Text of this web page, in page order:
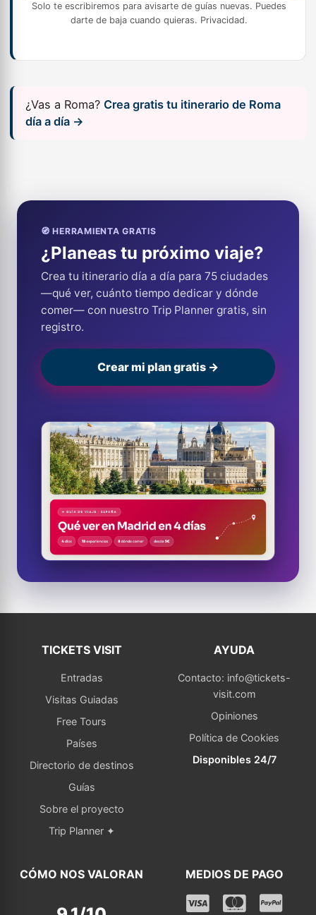
Solo te escribiremos para avisarte de guías nuevas. Puedes
darte de baja cuando quieras. Privacidad.
¿Vas a Roma? Crea gratis tu itinerario de Roma
día a día →
🧭 HERRAMIENTA GRATIS
¿Planeas tu próximo viaje?
Crea tu itinerario día a día para 75 ciudades
—qué ver, cuánto tiempo dedicar y dónde
comer— con nuestro Trip Planner gratis, sin
registro.
Crear mi plan gratis →
TICKETS VISIT
Entradas
Visitas Guiadas
Free Tours
Países
Directorio de destinos
Guías
Sobre el proyecto
Trip Planner ✦
AYUDA
Contacto: info@tickets-
visit.com
Opiniones
Política de Cookies
Disponibles 24/7
CÓMO NOS VALORAN MEDIOS DE PAGO